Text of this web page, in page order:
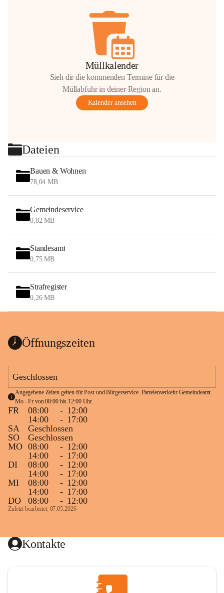
Müllkalender
Sieh dir die kommenden Termine für die
Müllabfuhr in deiner Region an.
Kalender ansehen
Dateien
Bauen & Wohnen
78,04 MB
Gemeindeservice
0,82 MB
Standesamt
0,75 MB
Strafregister
0,26 MB
Öffnungszeiten
Geschlossen
Angegebene Zeiten gelten für Post und Bürgerservice. Parteienverkehr Gemeindeamt
Mo - Fr von 08:00 bis 12:00 Uhr.
FR 08:00 - 12:00
14:00
- 17:00
SA
Geschlossen
SO
Geschlossen
MO 08:00 - 12:00
14:00
- 17:00
DI
08:00 - 12:00
14:00
- 17:00
MI
08:00 - 12:00
14:00
- 17:00
DO
08:00 - 12:00
Zuletzt bearbeitet: 07.05.2026
Kontakte